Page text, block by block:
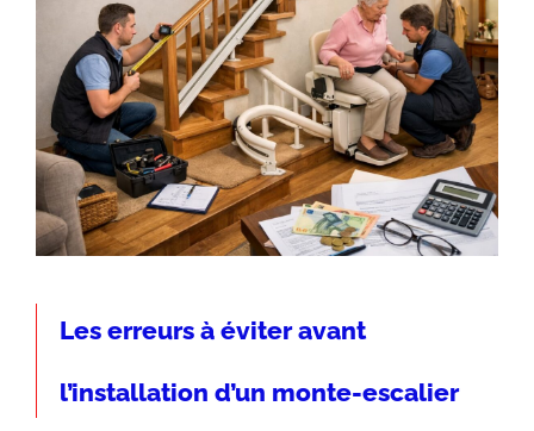
Les erreurs à éviter avant
l’installation d’un monte-escalier